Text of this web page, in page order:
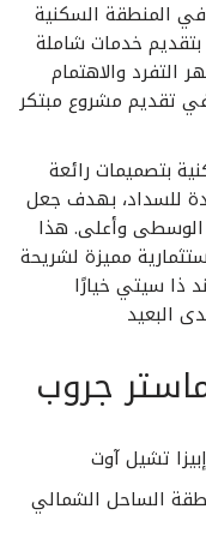
مساحة تبلغ 54 فدان في المنطقة السكنية
بتقديم خدمات شاملة
التفرد والاهتمام
في تقديم مشروع مبتكر
بتصميمات رائعة
للسداد، بهدف جعل
الوسطى وأعلى. هذا
مميزة لشريحة
ذا سيتي خيارًا
البعيد
جروب
تشيل آوت
الساحل الشمالي